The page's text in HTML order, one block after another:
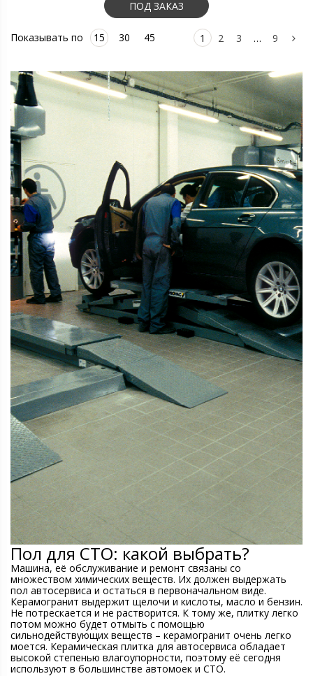
ПОД ЗАКАЗ
Показывать по 15 30 45 1 2 3 … 9
Пол для СТО: какой выбрать?
Машина, её обслуживание и ремонт связаны со
множеством химических веществ. Их должен выдержать
пол автосервиса и остаться в первоначальном виде.
Керамогранит выдержит щелочи и кислоты, масло и бензин.
Не потрескается и не растворится. К тому же, плитку легко
потом можно будет отмыть с помощью
сильнодействующих веществ – керамогранит очень легко
моется. Керамическая плитка для автосервиса обладает
высокой степенью влагоупорности, поэтому её сегодня
используют в большинстве автомоек и СТО.